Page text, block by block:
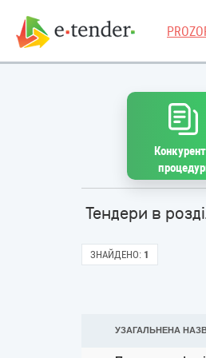
Тендери в
ЗНАЙДЕНО: 1
УЗАГАЛЬНЕНА